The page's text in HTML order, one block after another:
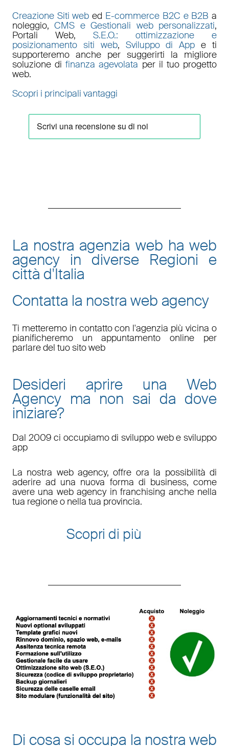
Creazione Siti web ed E-commerce B2C e B2B a
noleggio,CMS e Gestionali web personalizzati,
Portali Web,S.E.O.: ottimizzazione e
posizionamento siti web, Sviluppo di App e ti
supporteremo anche per suggerirti la migliore
soluzione difinanza agevolata per il tuo progetto
web.
Scopri i principali vantaggi
La nostra agenzia web ha web
agency in diverse Regioni e
città d'Italia
Contatta la nostra web agency
Ti metteremo in contatto con l'agenzia più vicina o
pianificheremo un appuntamento online per
parlare del tuo sito web
Desideri aprire una Web
Agency ma non sai da dove
iniziare?
Dal 2009 ci occupiamo di sviluppo web e sviluppo
app
La nostra web agency, offre ora la possibilità di
aderire ad una nuova forma di business, come
avere una web agency in franchising anche nella
tua regione o nella tua provincia.
Scopri di più
Di cosa si occupa la nostra web